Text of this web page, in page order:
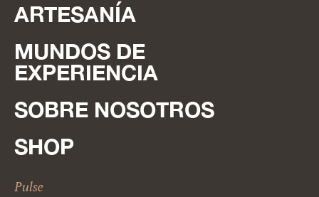
ARTESANÍA
MUNDOS DE
EXPERIENCIA
SOBRE NOSOTROS
SHOP
Pulse